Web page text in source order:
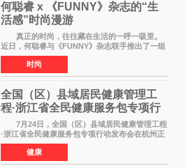
何聪睿 x 《FUNNY》杂志的“生
活感”时尚漫游
真正的时尚，往往藏在生活的一呼一吸里。
近日，何聪睿与《FUNNY》杂志联手推出了一组
质感大片，不刻意摆弄姿势，而是将镜头对准了
那些看似寻常却充满戏剧张力的生活瞬间，让高
级感在松弛的氛围
时尚
全国（区）县域居民健康管理工
程·浙江省全民健康服务包专项行
动发布会在杭启幕
7月24日，全国（区）县域居民健康管理工程
·浙江省全民健康服务包专项行动发布会在杭州正
式启幕。来自全国各地的医疗领域权威专家、知
名机构负责人及项目合作伙伴齐聚西子湖畔，共
同见证浙江全
健康